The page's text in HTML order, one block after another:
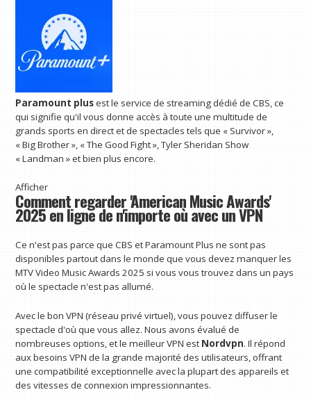
Paramount plusest le service de streaming dédié de CBS, ce
qui signifie qu'il vous donne accès à toute une multitude de
grands sports en direct et de spectacles tels que « Survivor »,
« Big Brother », « The Good Fight », Tyler Sheridan Show
« Landman » et bien plus encore.
Afficher
Comment regarder 'American Music Awards'
2025 en ligne de n'importe où avec un VPN
Ce n'est pas parce que CBS et Paramount Plus ne sont pas
disponibles partout dans le monde que vous devez manquer les
MTV Video Music Awards 2025 si vous vous trouvez dans un pays
où le spectacle n'est pas allumé.
Avec le bon VPN (réseau privé virtuel), vous pouvez diffuser le
spectacle d'où que vous allez. Nous avons évalué de
nombreuses options, et le meilleur VPN est Nordvpn. Il répond
aux besoins VPN de la grande majorité des utilisateurs, offrant
une compatibilité exceptionnelle avec la plupart des appareils et
des vitesses de connexion impressionnantes.